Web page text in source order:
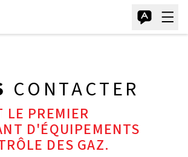
CONTACTER
LE PREMIER
D'ÉQUIPEMENTS
DES GAZ.